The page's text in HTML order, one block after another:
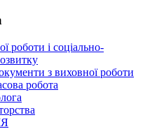
роботи і соціально-
з виховної роботи
робота